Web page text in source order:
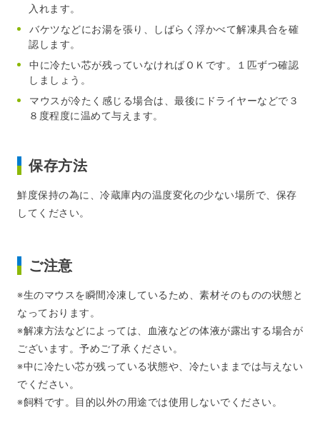
入れます。
バケツなどにお湯を張り、しばらく浮かべて解凍具合を確
認します。
中に冷たい芯が残っていなければＯＫです。１匹ずつ確認
しましょう。
マウスが冷たく感じる場合は、最後にドライヤーなどで３
８度程度に温めて与えます。
保存方法
鮮度保持の為に、冷蔵庫内の温度変化の少ない場所で、保存
してください。
ご注意
※生のマウスを瞬間冷凍しているため、素材そのものの状態と
なっております。
※解凍方法などによっては、血液などの体液が露出する場合が
ございます。予めご了承ください。
※中に冷たい芯が残っている状態や、冷たいままでは与えない
でください。
※飼料です。目的以外の用途では使用しないでください。